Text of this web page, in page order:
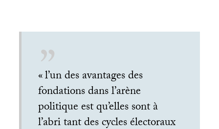
«l’un des avantages des
fondations dans l’arène
politique est qu’elles sont à
l’abri tant des cycles électoraux